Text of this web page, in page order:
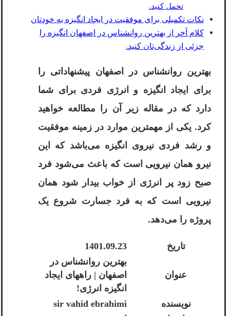
تحمل کنید.
نکات تکمیلی برای موفقیت در ایجاد انگیزه به خودتان
کلام آخر از بهترین روانشناس در اصفهان انگیزه را
جزئی از زندگی‌تان کنید.
بهترین روانشناس در اصفهان پیشنهاداتی را
برای ایجاد انگیزه و انرژی فردی برای شما
دارد که در مقاله زیر آن را مطالعه خواهید
کرد. یکی از مهمترین موارد در زمینه موفقیت
و رشد فردی نیروی انگیزه می‌باشد که این
نیرو همان نیرویی است که باعث می‌شود فرد
صبح زود پر انرژی از خواب بیدار شود همان
نیرویی است که به فرد جسارت شروع یک
پروژه را می‌دهد.
تاریخ 1401.09.23
عنوان
بهترین روانشناس در
اصفهان | راههای ایجاد
انگیزه انرژی!
نویسنده
sir vahid ebrahimi